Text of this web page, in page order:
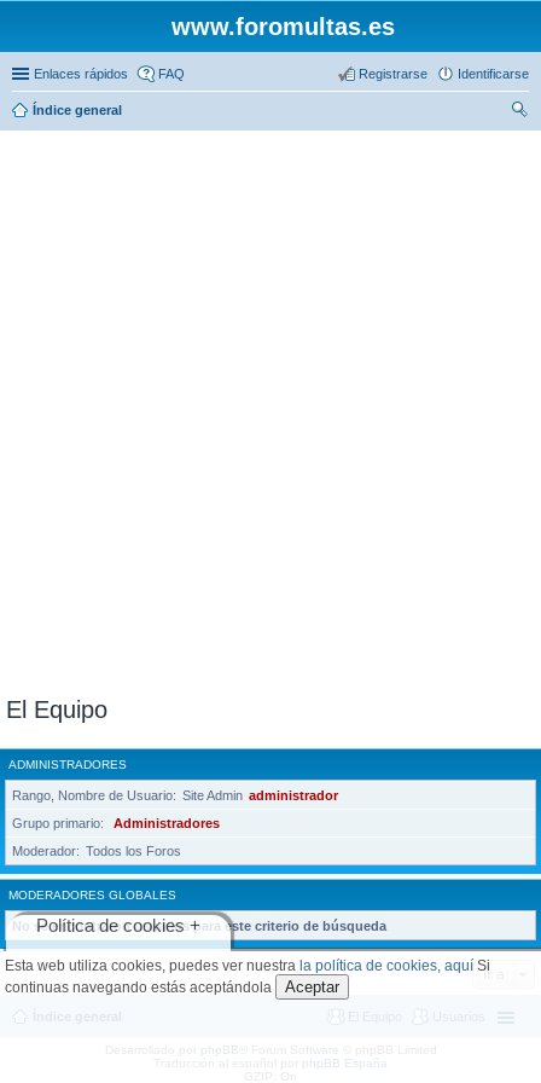
www.foromultas.es
Enlaces rápidos FAQ Identificarse
Registrarse
Índice general
El Equipo
ADMINISTRADORES
Rango, Nombre de Usuario Site Admin administrador
Grupo primario
Administradores
Moderador
Todos los Foros
MODERADORES GLOBALES
No se encontraron usuarios para este criterio de búsqueda
Ir a
Índice general Usuarios
El Equipo
Esta web utiliza cookies, puedes ver nuestra la política de cookies, aquí Si
continuas navegando estás aceptándola
Aceptar
Política de cookies +
phpBB
phpBB España